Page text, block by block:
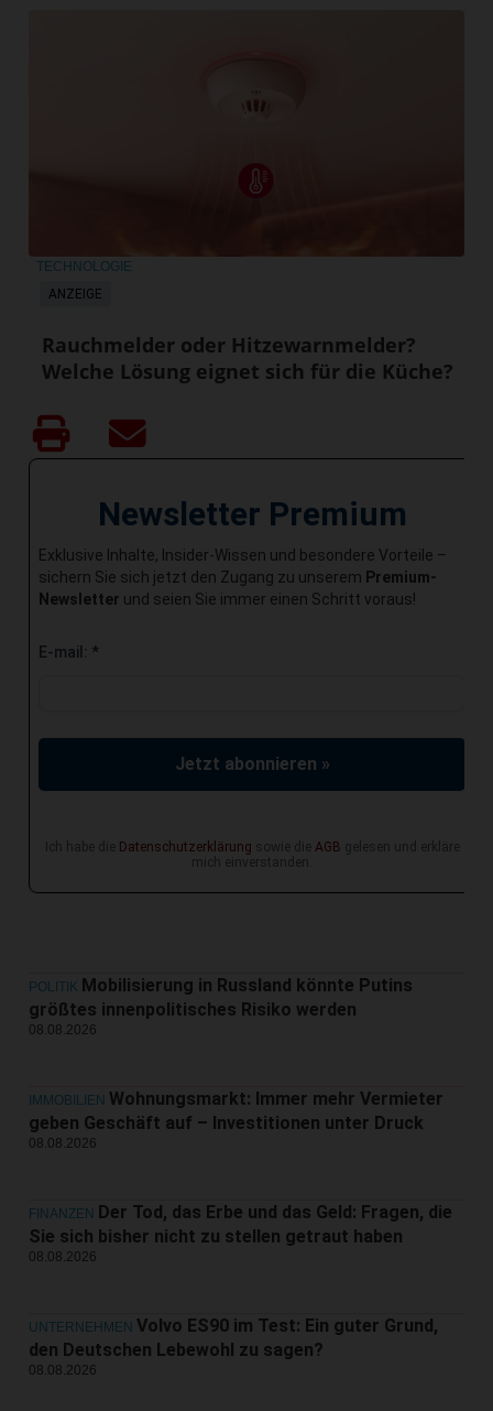
ANZEIGE
TECHNOLOGIE
Rauchmelder oder Hitzewarnmelder?
Welche Lösung eignet sich für die Küche?
Newsletter Premium
Exklusive Inhalte, Insider-Wissen und besondere Vorteile –
sichern Sie sich jetzt den Zugang zu unserem Premium-
Newsletter und seien Sie immer einen Schritt voraus!
E-mail: *
Jetzt abonnieren »
Ich habe die Datenschutzerklärung sowie die AGB gelesen und erkläre
mich einverstanden.
POLITIK Mobilisierung in Russland könnte Putins
größtes innenpolitisches Risiko werden
08.08.2026
IMMOBILIEN Wohnungsmarkt: Immer mehr Vermieter
geben Geschäft auf – Investitionen unter Druck
08.08.2026
FINANZEN Der Tod, das Erbe und das Geld: Fragen, die
Sie sich bisher nicht zu stellen getraut haben
08.08.2026
UNTERNEHMEN Volvo ES90 im Test: Ein guter Grund,
den Deutschen Lebewohl zu sagen?
08.08.2026